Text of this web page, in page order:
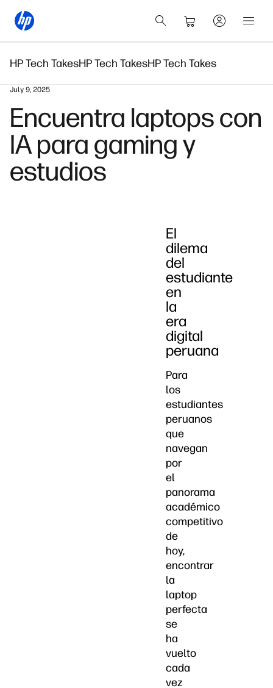
HP Tech TakesHP Tech TakesHP Tech Takes
July 9, 2025
Encuentra laptops con
IA para gaming y
estudios
El
dilema
del
estudiante
en
la
era
digital
peruana
Para
los
estudiantes
peruanos
que
navegan
por
el
panorama
académico
competitivo
de
hoy,
encontrar
la
laptop
perfecta
se
ha
vuelto
cada
vez